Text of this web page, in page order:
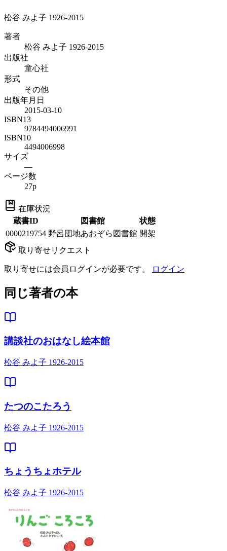
松谷 みよ子 1926-2015
著者
松谷 みよ子 1926-2015
出版社
童心社
形式
その他
出版年月日
2015-03-10
ISBN13
9784494006991
ISBN10
4494006998
サイズ
—
ページ数
27p
在庫状況
蔵書ID
図書館
状態
0000219754 野呂団地あおぞら図書館 開架
取り寄せリクエスト
取り寄せには会員ログインが必要です。 ログイン
同じ著者の本
講談社のおはなし絵本館
松谷 みよ子 1926-2015
たつのこたろう
松谷 みよ子 1926-2015
ちょうちょホテル
松谷 みよ子 1926-2015